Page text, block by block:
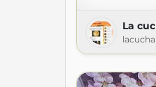
La